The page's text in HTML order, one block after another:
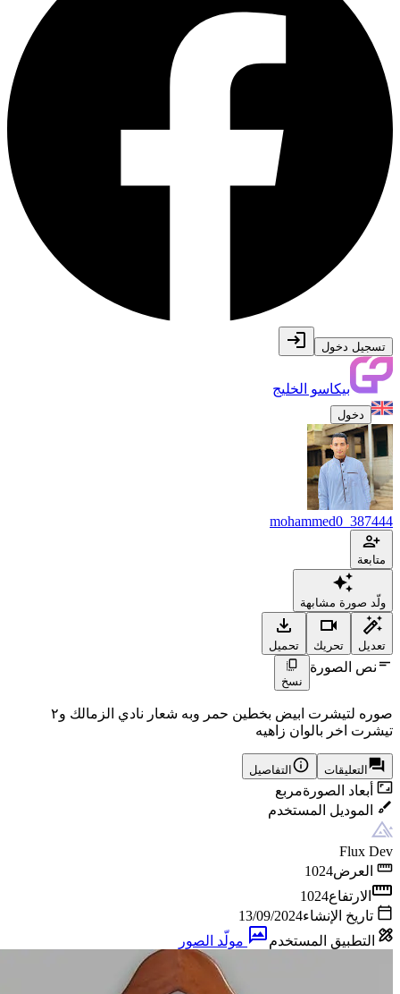
تسجيل دخول
بيكاسو الخليج
دخول
mohammed0_387444
متابعة
ولّد صورة مشابهة
تعديل تحريك تحميل
نص الصورة
نسخ
صوره لتيشرت ابيض بخطين حمر وبه شعار نادي الزمالك و٢
تيشرت اخر بالوان زاهيه
التعليقات التفاصيل
أبعاد الصورةمربع
الموديل المستخدم
Flux Dev
العرض1024
الارتفاع1024
تاريخ الإنشاء13/09/2024
التطبيق المستخدم
مولّد الصور